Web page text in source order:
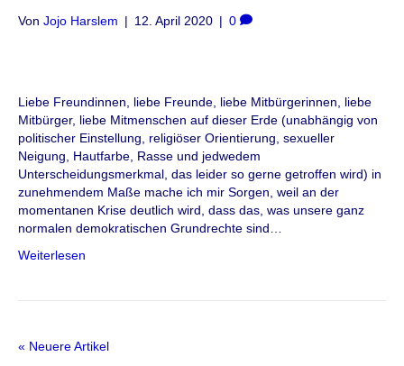
Von Jojo Harslem | 12. April 2020 | 0
Liebe Freundinnen, liebe Freunde, liebe Mitbürgerinnen, liebe
Mitbürger, liebe Mitmenschen auf dieser Erde (unabhängig von
politischer Einstellung, religiöser Orientierung, sexueller
Neigung, Hautfarbe, Rasse und jedwedem
Unterscheidungsmerkmal, das leider so gerne getroffen wird) in
zunehmendem Maße mache ich mir Sorgen, weil an der
momentanen Krise deutlich wird, dass das, was unsere ganz
normalen demokratischen Grundrechte sind…
Weiterlesen
« Neuere Artikel